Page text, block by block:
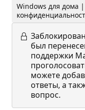
Windows для дома
был
поддержки
можете
ответы, а
вопрос.